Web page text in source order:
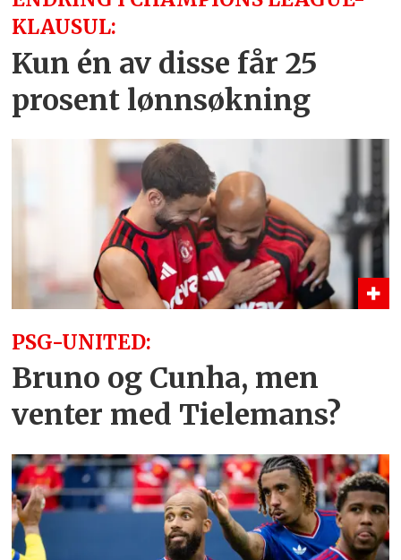
KLAUSUL:
Kun én av disse får 25
prosent lønnsøkning
PSG-UNITED:
Bruno og Cunha, men
venter med Tielemans?